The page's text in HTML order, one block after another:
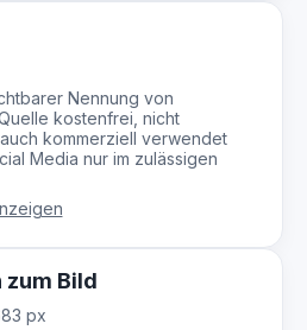
Nennung von
kostenfrei, nicht
kommerziell verwendet
Media nur im zulässigen
Bild
px